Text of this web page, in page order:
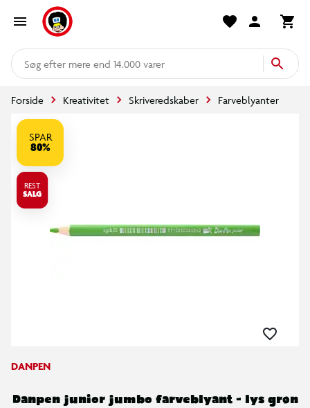
mere end 14.000 varer
Forside Kreativitet Skriveredskaber Farveblyanter
SPAR
80%
REST
SALG
DANPEN
Danpen junior jumbo farveblyant - lys grøn